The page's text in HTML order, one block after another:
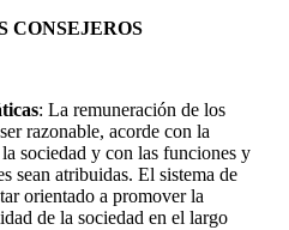
CONSEJEROS
: La remuneración de los
razonable, acorde con la
sociedad y con las funciones y
sean atribuidas. El sistema de
orientado a promover la
de la sociedad en el largo